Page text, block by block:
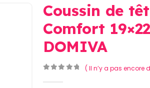
Coussin de
Comfort
DOMIVA
( Il n’y a pas encore